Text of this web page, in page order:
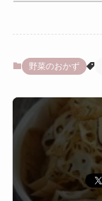
野菜のおかず